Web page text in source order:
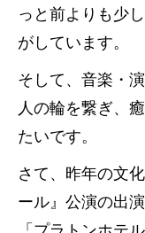
っと前よりも少
がしています。
そして、音楽・
人の輪を繋ぎ、
たいです。
さて、昨年の文
ール』公演の出